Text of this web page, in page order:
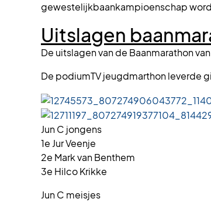
gewestelijkbaankampioenschap
Uitslagen
De uitslagen van de Baanmarathon
De podiumTV jeugdmarthon leverde
Jun C jongens
1e Jur Veenje
2e Mark van Benthem
3e Hilco Krikke
Jun C meisjes